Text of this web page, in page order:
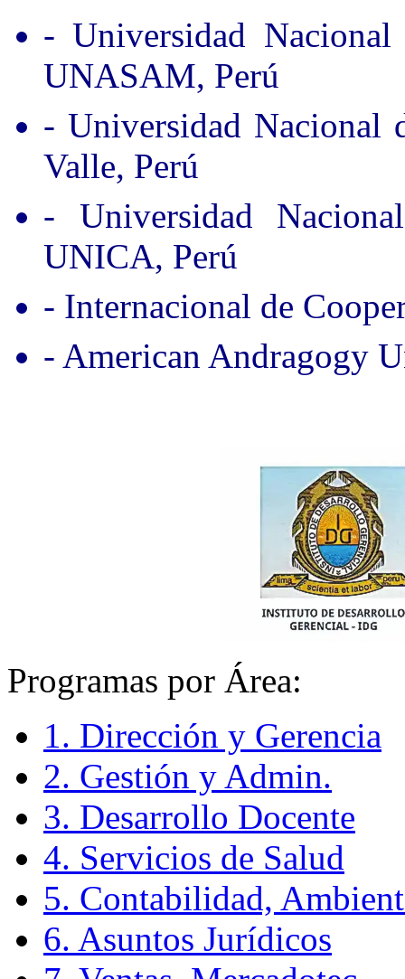
- Universidad
UNASAM, Perú
- Universidad Nacional
Valle, Perú
- Universidad
UNICA, Perú
- Internacional de
- American Andragogy
Programas por Área:
1. Dirección y Gerencia
2. Gestión y Admin.
3. Desarrollo Docente
4. Servicios de Salud
5. Contabilidad,
6. Asuntos Jurídicos